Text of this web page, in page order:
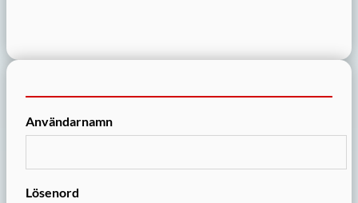
Användarnamn
Lösenord